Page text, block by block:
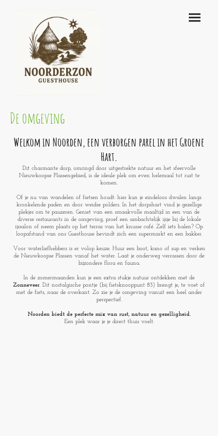
De omgeving
Welkom in Noorden, een verborgen parel in het Groene
Hart.
Dit charmante dorp, omringd door uitgestrekte natuur en het sfeervolle
Nieuwkoopse Plassengebied, is de ideale plek om even helemaal tot rust te
komen.
Of je nu van wandelen of fietsen houdt: hier kun je eindeloos dwalen langs
kronkelende paden en door weidse polders. In het dorpshart vind je gezellige
plekjes om te pauzeren. Geniet van een smaakvolle maaltijd in een van de
diverse restaurants in de omgeving, proef een ambachtelijk ijsje bij de lokale
ijssalon of neem plaats op het terras van het knusse café. Zelf iets halen? Op
loopafstand van ons Guesthouse bevindt zich een supermarkt en een bakker.
Voor waterliefhebbers is er volop keuze. Huur een boot, kano of sup en verken
de Nieuwkoopse Plassen vanaf het water. Laat je onderweg verrassen door de
bijzondere flora en fauna.
In de zomermaanden kun je een extra stukje natuur ontdekken met de
Zonneveer. Dit nostalgische pontje (bij fietsknooppunt 83) brengt je, te voet of
met de fiets, naar de overkant. Zo zie je de omgeving vanuit een heel ander
perspectief.
Noorden biedt de perfecte mix van rust, natuur en gezelligheid.
Een plek waar je je direct thuis voelt.